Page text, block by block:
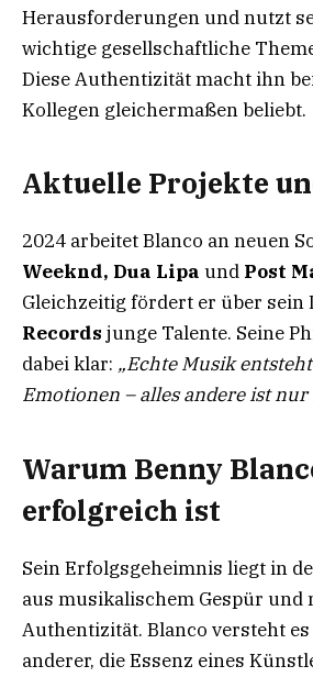
Herausforderungen und nutzt
wichtige gesellschaftliche
Diese Authentizität macht ihn
Kollegen gleichermaßen beliebt.
Aktuelle Projekte
2024 arbeitet Blanco an neuen
Weeknd, Dua Lipa und Post
Gleichzeitig fördert er über sein
Records junge Talente. Seine
dabei klar: „Echte Musik
Emotionen – alles andere ist nur
Warum Benny
erfolgreich ist
Sein Erfolgsgeheimnis liegt in
aus musikalischem Gespür und
Authentizität. Blanco versteht
anderer, die Essenz eines